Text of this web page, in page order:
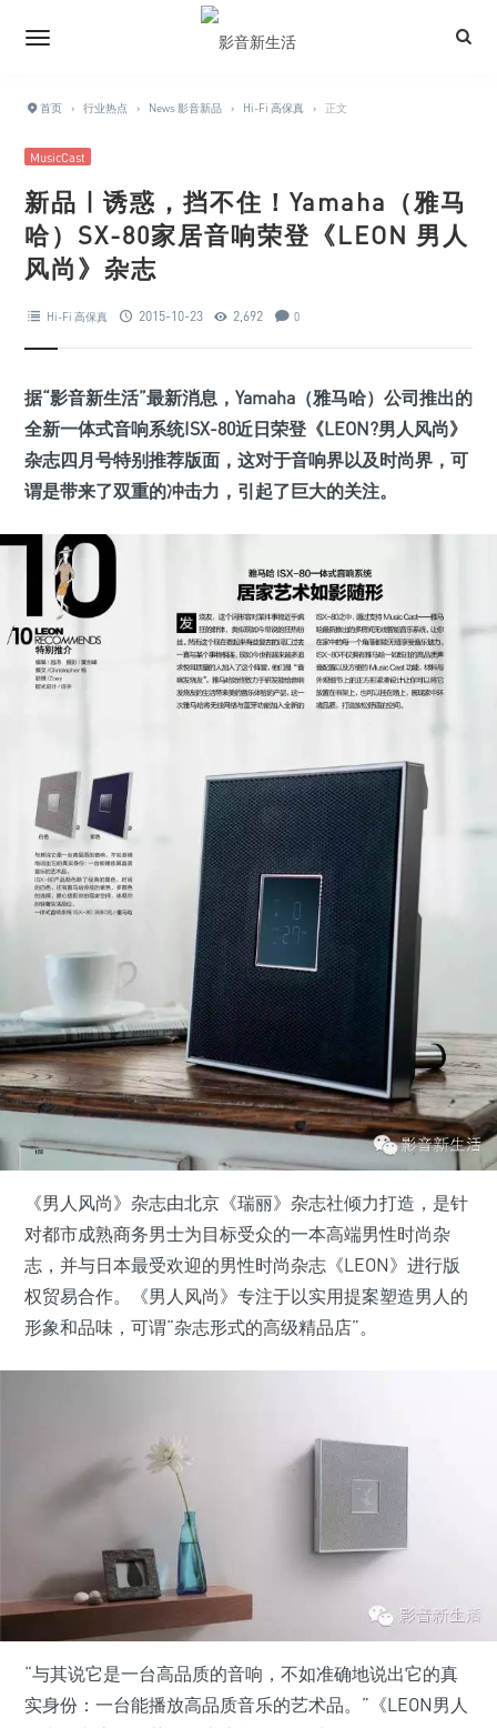
首页 › 行业热点 › News 影音新品 › Hi-Fi 高保真 › 正文
MusicCast
新品 | 诱惑，挡不住！Yamaha（雅马
哈）SX-80家居音响荣登《LEON 男人
风尚》杂志
Hi-Fi 高保真 2015-10-23 2,692 0
据“影音新生活”最新消息，Yamaha（雅马哈）公司推出的
全新一体式音响系统ISX-80近日荣登《LEON?男人风尚》
杂志四月号特别推荐版面，这对于音响界以及时尚界，可
谓是带来了双重的冲击力，引起了巨大的关注。
《男人风尚》杂志由北京《瑞丽》杂志社倾力打造，是针
对都市成熟商务男士为目标受众的一本高端男性时尚杂
志，并与日本最受欢迎的男性时尚杂志《LEON》进行版
权贸易合作。《男人风尚》专注于以实用提案塑造男人的
形象和品味，可谓“杂志形式的高级精品店”。
“与其说它是一台高品质的音响，不如准确地说出它的真
实身份：一台能播放高品质音乐的艺术品。”《LEON男人